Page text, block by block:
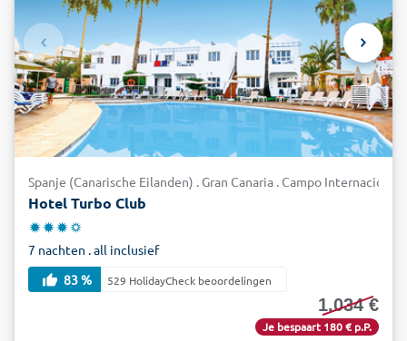
Spanje (Canarische Eilanden) . Gran Canaria . Campo Internacional
Hotel Turbo Club
7 nachten . all inclusief
83 %
529 HolidayCheck beoordelingen
1.034 €
Je bespaart 180 € p.P.